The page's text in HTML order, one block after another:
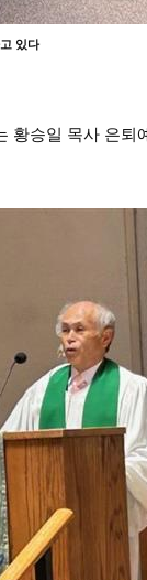
있다
황승일 목사 은